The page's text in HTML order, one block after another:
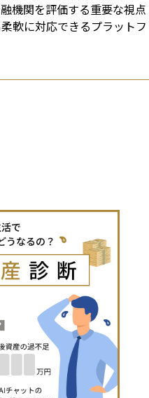
機関を評価する重要な視点
軟に対応できるプラットフ